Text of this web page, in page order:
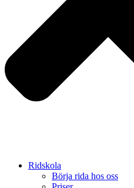
Ridskola
Börja rida hos oss